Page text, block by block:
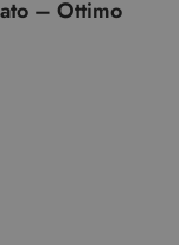
– Ottimo